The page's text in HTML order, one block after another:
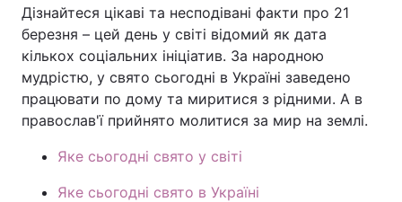
Дізнайтеся цікаві та несподівані факти про 21
березня – цей день у світі відомий як дата
кількох соціальних ініціатив. За народною
мудрістю, у свято сьогодні в Україні заведено
працювати по дому та миритися з рідними. А в
православ'ї прийнято молитися за мир на землі.
Яке сьогодні свято у світі
Яке сьогодні свято в Україні